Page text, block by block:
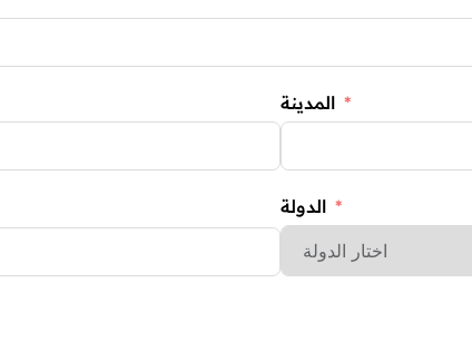
المدينة
الدولة